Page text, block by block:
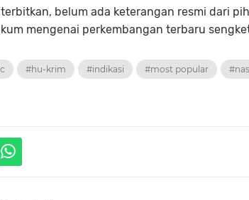
belum ada keterangan resmi dari
mengenai perkembangan terbaru
#hu-krim #indikasi #most popular